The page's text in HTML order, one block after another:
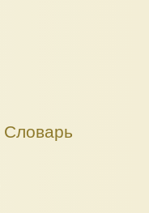
Словарь